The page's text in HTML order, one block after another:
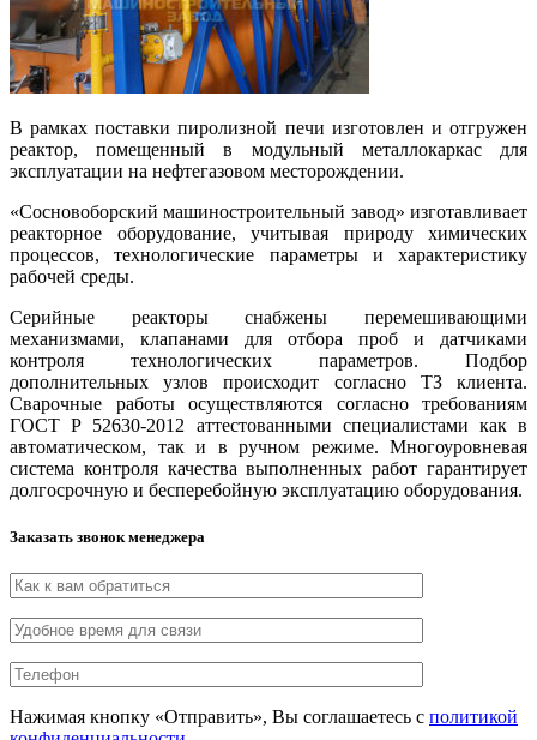
В рамках поставки пиролизной печи изготовлен и отгружен
реактор, помещенный в модульный металлокаркас для
эксплуатации на нефтегазовом месторождении.
«Сосновоборский машиностроительный завод» изготавливает
реакторное оборудование, учитывая природу химических
процессов, технологические параметры и характеристику
рабочей среды.
Серийные реакторы снабжены перемешивающими
механизмами, клапанами для отбора проб и датчиками
контроля технологических параметров. Подбор
дополнительных узлов происходит согласно ТЗ клиента.
Сварочные работы осуществляются согласно требованиям
ГОСТ Р 52630-2012 аттестованными специалистами как в
автоматическом, так и в ручном режиме. Многоуровневая
система контроля качества выполненных работ гарантирует
долгосрочную и бесперебойную эксплуатацию оборудования.
Заказать звонок менеджера
Нажимая кнопку «Отправить», Вы соглашаетесь с политикой